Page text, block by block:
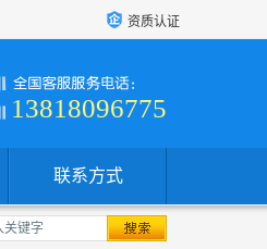
资质认证
13818096775
联系方式